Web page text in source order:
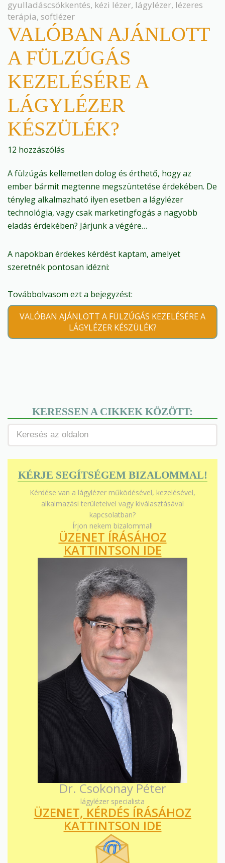
gyulladáscsökkentés, kézi lézer, lágylézer, lézeres
terápia, softlézer
VALÓBAN AJÁNLOTT
A FÜLZÚGÁS
KEZELÉSÉRE A
LÁGYLÉZER
KÉSZÜLÉK?
12 hozzászólás
A fülzúgás kellemetlen dolog és érthető, hogy az
ember bármit megtenne megszüntetése érdekében. De
tényleg alkalmazható ilyen esetben a lágylézer
technológia, vagy csak marketingfogás a nagyobb
eladás érdekében? Járjunk a végére…
A napokban érdekes kérdést kaptam, amelyet
szeretnék pontosan idézni:
Továbbolvasom ezt a bejegyzést:
VALÓBAN AJÁNLOTT A FÜLZÚGÁS KEZELÉSÉRE A
LÁGYLÉZER KÉSZÜLÉK?
KERESSEN A CIKKEK KÖZÖTT:
KÉRJE SEGÍTSÉGEM BIZALOMMAL!
Kérdése van a lágylézer működésével, kezelésével,
alkalmazási területeivel vagy kiválasztásával
kapcsolatban?
Írjon nekem bizalommal!
ÜZENET ÍRÁSÁHOZ
KATTINTSON IDE
Dr. Csokonay Péter
lágylézer specialista
ÜZENET, KÉRDÉS ÍRÁSÁHOZ
KATTINTSON IDE